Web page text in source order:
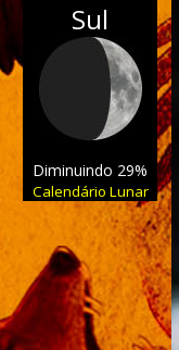
Sul
Diminuindo 29%
Calendário Lunar